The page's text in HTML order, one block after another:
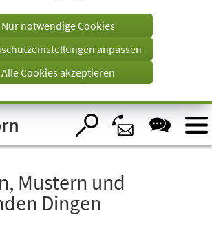
einem
Tab)
Nur notwendige Cookies
anpassen
Alle Cookies akzeptieren
Mustern und
Dingen